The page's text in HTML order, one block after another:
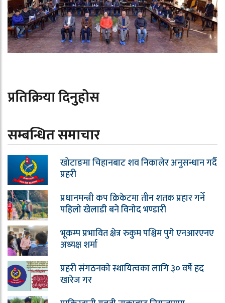
प्रतिक्रिया दिनुहोस
सम्बन्धित समाचार
खोटाङमा चिहानबाट शव निकालेर अनुसन्धान गर्दै
प्रहरी
प्रधानमन्त्री कप क्रिकेटमा तीन शतक प्रहार गर्ने
पहिलो खेलाडी बने विनोद भण्डारी
भूकम्प प्रभावित क्षेत्र रुकुम पश्चिम पुगे एनआरएनए
अध्यक्ष शर्मा
प्रहरी संगठनको स्थायित्वका लागि ३० वर्षे हद
खारेज गर